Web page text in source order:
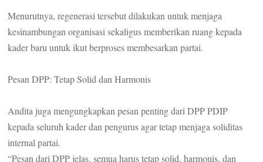
Menurutnya, regenerasi tersebut dilakukan untuk menjaga
kesinambungan organisasi sekaligus memberikan ruang kepada
kader baru untuk ikut berproses membesarkan partai.
Pesan DPP: Tetap Solid dan Harmonis
Andita juga mengungkapkan pesan penting dari DPP PDIP
kepada seluruh kader dan pengurus agar tetap menjaga soliditas
internal partai.
“Pesan dari DPP jelas, semua harus tetap solid, harmonis, dan